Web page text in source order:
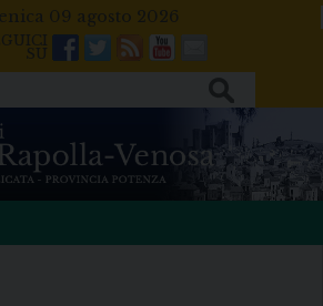
09 agosto 2026
Facebook
Twitter
FeedsYoutube
Mail